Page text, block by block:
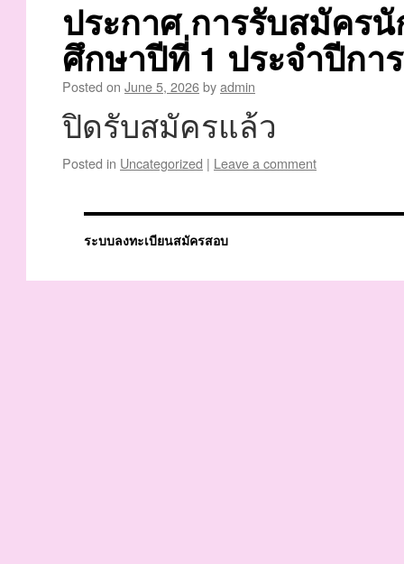
ประกาศ การรับสมัคร
ศึกษาปีที่ 1 ประจำปีกา
Posted on June 5, 2026byadmin
ปิดรับสมัครแล้ว
Posted in Uncategorized | Leave a comment
ระบบลงทะเบียนสมัครสอบ